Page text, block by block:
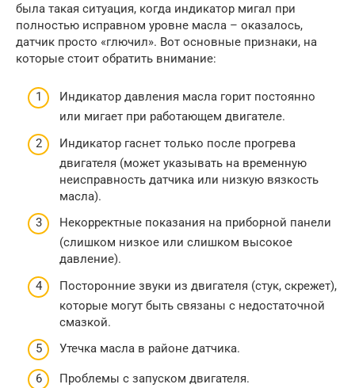
была такая ситуация, когда индикатор мигал при
полностью исправном уровне масла – оказалось,
датчик просто «глючил». Вот основные признаки, на
которые стоит обратить внимание:
Индикатор давления масла горит постоянно
или мигает при работающем двигателе.
Индикатор гаснет только после прогрева
двигателя (может указывать на временную
неисправность датчика или низкую вязкость
масла).
Некорректные показания на приборной панели
(слишком низкое или слишком высокое
давление).
Посторонние звуки из двигателя (стук, скрежет),
которые могут быть связаны с недостаточной
смазкой.
Утечка масла в районе датчика.
Проблемы с запуском двигателя.